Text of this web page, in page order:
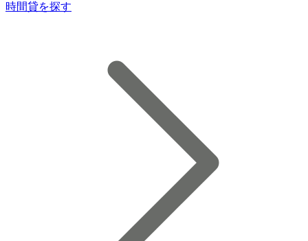
時間貸を探す